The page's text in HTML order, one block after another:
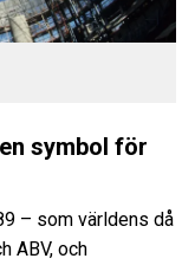
symbol för
– som världens då
ABV, och